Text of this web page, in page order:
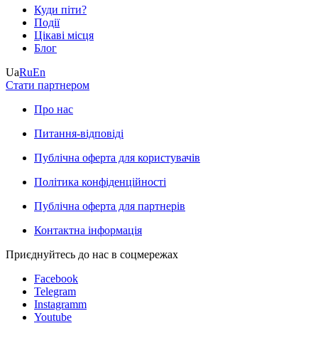
Куди піти?
Події
Цікаві місця
Блог
UaRuEn
Стати партнером
Про нас
Питання-відповіді
Публічна оферта для користувачів
Політика конфіденційності
Публічна оферта для партнерів
Контактна інформація
Приєднуйтесь до нас в соцмережах
Facebook
Telegram
Instagramm
Youtube